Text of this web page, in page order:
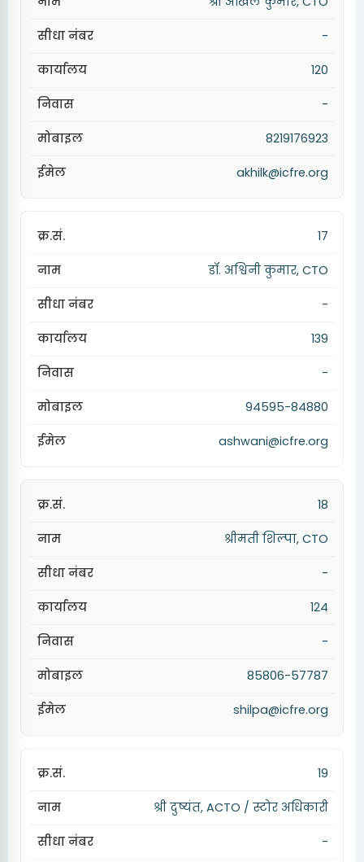
-
120
-
8219176923
akhilk@icfre.org
17
डॉ. अश्विनी कुमार, CTO
-
139
-
94595-84880
ashwani@icfre.org
18
श्रीमती शिल्पा, CTO
-
124
-
85806-57787
shilpa@icfre.org
19
श्री दुष्यंत, ACTO / स्टोर अधिकारी
-